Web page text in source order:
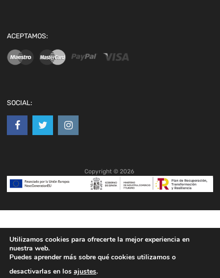
ACEPTAMOS:
SOCIAL:
Copyright © 2026
Utilizamos cookies para ofrecerte la mejor experiencia en
nuestra web.
Puedes aprender más sobre qué cookies utilizamos o
desactivarlas en los ajustes.